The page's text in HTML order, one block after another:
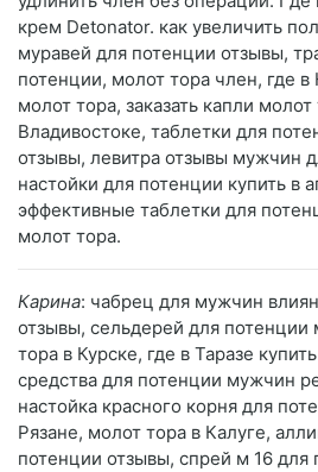
крем Detonator. как увеличить
муравей для потенции отзывы,
потенции, молот тора член, где в
молот тора, заказать капли
Владивостоке, таблетки для
отзывы, левитра отзывы мужчин
настойки для потенции купить в
эффективные таблетки для
молот тора.
Карина: чабрец для мужчин
отзывы, сельдерей для
тора в Курске, где в Таразе
средства для потенции мужчин
настойка красного корня для
Рязане, молот тора в Калуге,
потенции отзывы, спрей м 16 для